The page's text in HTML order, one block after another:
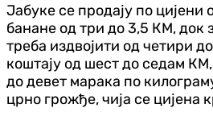
Јабуке се продају по цијени
банане од три до 3,5 КМ, док
треба издвојити од четири
коштају од шест до седам
до девет марака по
црно грожђе, чија се цијена